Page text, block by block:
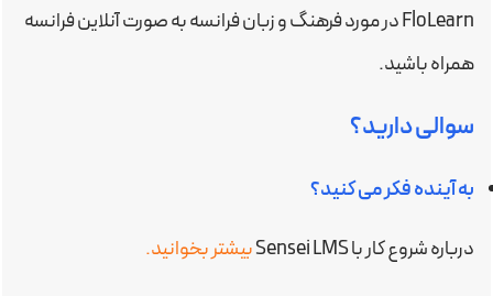
FloLearn در مورد فرهنگ و زبان فرانسه به صورت آنلاین فرانسه
همراه باشید.
سوالی دارید؟
به آینده فکر می کنید؟
درباره شروع کار با Sensei LMS
بیشتر بخوانید.